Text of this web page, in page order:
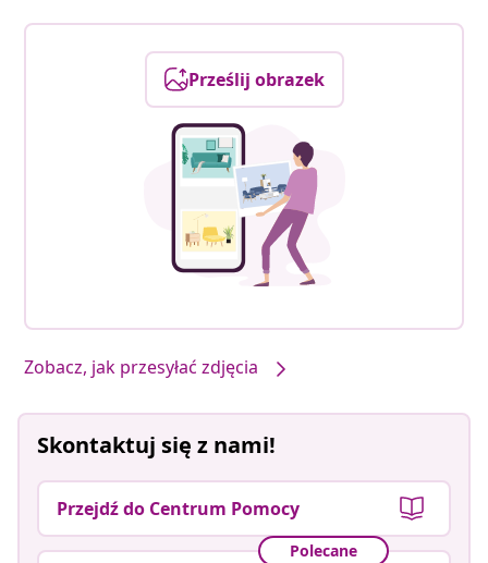
Prześlij obrazek
Zobacz, jak przesyłać zdjęcia
Skontaktuj się z nami!
Przejdź do Centrum Pomocy
Polecane